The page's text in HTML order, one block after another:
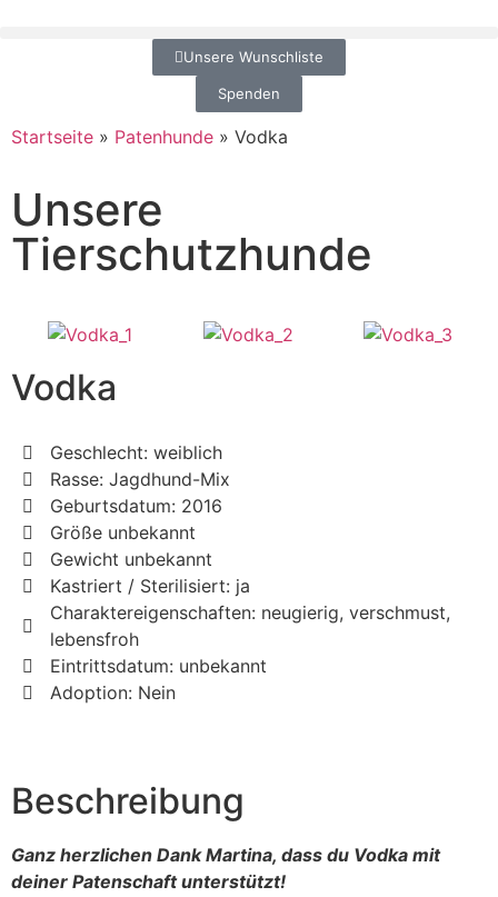
Unsere Wunschliste
Spenden
Startseite » Patenhunde » Vodka
Unsere
Tierschutzhunde
Vodka
Geschlecht: weiblich
Rasse: Jagdhund-Mix
Geburtsdatum: 2016
Größe unbekannt
Gewicht unbekannt
Kastriert / Sterilisiert: ja
Charaktereigenschaften: neugierig, verschmust,
lebensfroh
Eintrittsdatum: unbekannt
Adoption: Nein
Beschreibung
Ganz herzlichen Dank Martina, dass du Vodka mit
deiner Patenschaft unterstützt!